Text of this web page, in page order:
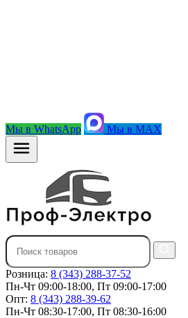
Мы в WhatsApp Мы в MAX
Розница: 8 (343) 288-37-52
Пн-Чт 09:00-18:00, Пт 09:00-17:00
Опт: 8 (343) 288-39-62
Пн-Чт 08:30-17:00, Пт 08:30-16:00